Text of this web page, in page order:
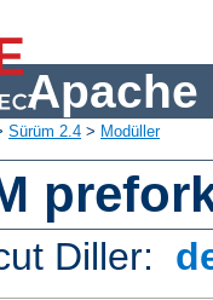
Apache
Sürüm 2.4 > Modüller
Diller: